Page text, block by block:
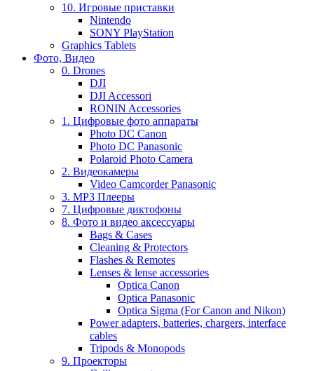
10. Игровые приставки
Nintendo
SONY PlayStation
Graphics Tablets
Фото, Видео
0. Drones
DJI
DJI Accessori
RONIN Accessories
1. Цифровые фото аппараты
Photo DC Canon
Photo DC Panasonic
Polaroid Photo Camera
2. Видеокамеры
Video Camcorder Panasonic
3. MP3 Плееры
7. Цифровые диктофоны
8. Фото и видео аксессуары
Bags & Cases
Cleaning & Protectors
Flashes & Remotes
Lenses & lense accessories
Optica Canon
Optica Panasonic
Optica Sigma (For Canon and Nikon)
Power adapters, batteries, chargers, interface
cables
Tripods & Monopods
9. Проекторы